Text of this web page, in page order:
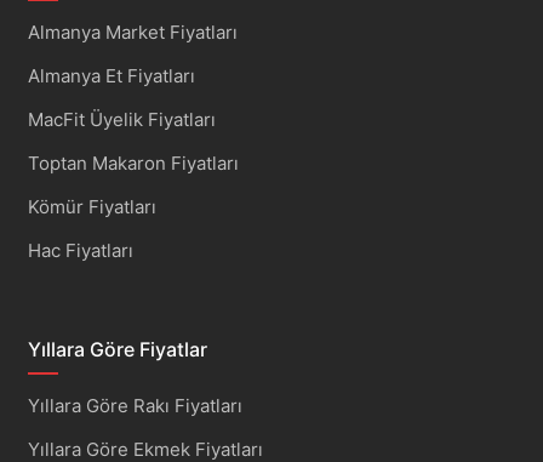
Almanya Market Fiyatları
Almanya Et Fiyatları
MacFit Üyelik Fiyatları
Toptan Makaron Fiyatları
Kömür Fiyatları
Hac Fiyatları
Yıllara Göre Fiyatlar
Yıllara Göre Rakı Fiyatları
Yıllara Göre Ekmek Fiyatları